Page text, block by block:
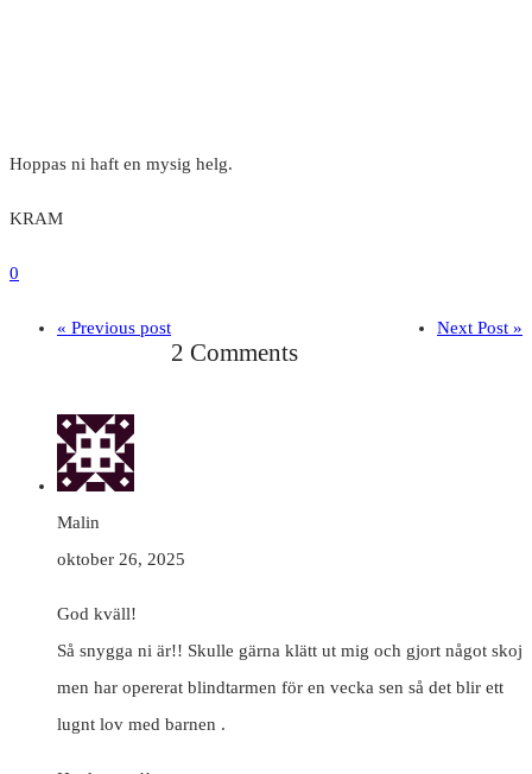
Hoppas ni haft en mysig helg.
KRAM
0
« Previous post Next Post »
2 Comments
Malin
oktober 26, 2025
God kväll!
Så snygga ni är!! Skulle gärna klätt ut mig och gjort något skoj
men har opererat blindtarmen för en vecka sen så det blir ett
lugnt lov med barnen .